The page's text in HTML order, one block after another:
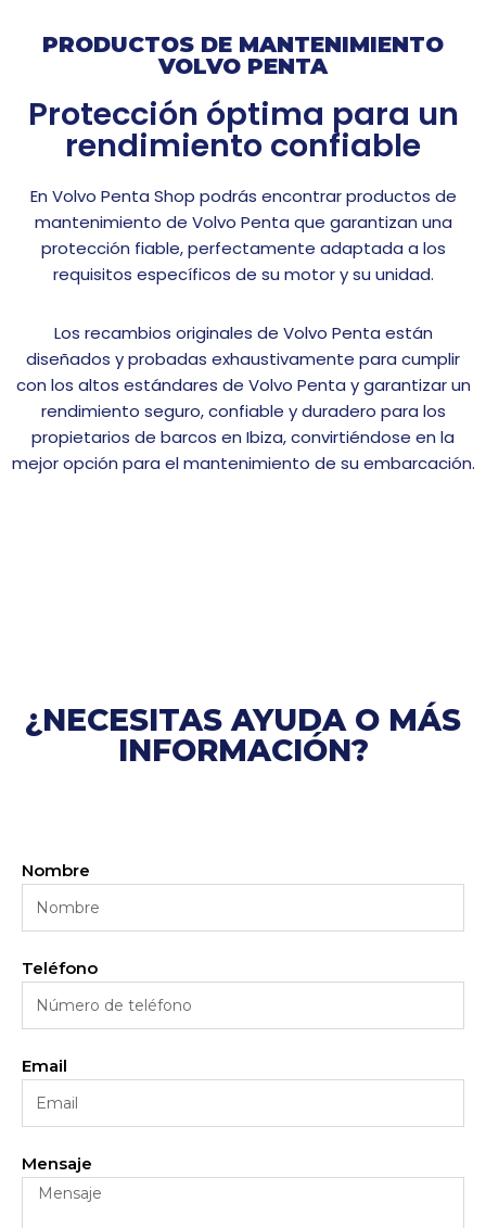
PRODUCTOS DE MANTENIMIENTO
VOLVO PENTA
Protección óptima para un
rendimiento confiable
En Volvo Penta Shop podrás encontrar productos de
mantenimiento de Volvo Penta que garantizan una
protección fiable, perfectamente adaptada a los
requisitos específicos de su motor y su unidad.
Los recambios originales de Volvo Penta están
diseñados y probadas exhaustivamente para cumplir
con los altos estándares de Volvo Penta y garantizar un
rendimiento seguro, confiable y duradero para los
propietarios de barcos en Ibiza, convirtiéndose en la
mejor opción para el mantenimiento de su embarcación.
¿NECESITAS AYUDA O MÁS
INFORMACIÓN?
Nombre
Teléfono
Email
Mensaje